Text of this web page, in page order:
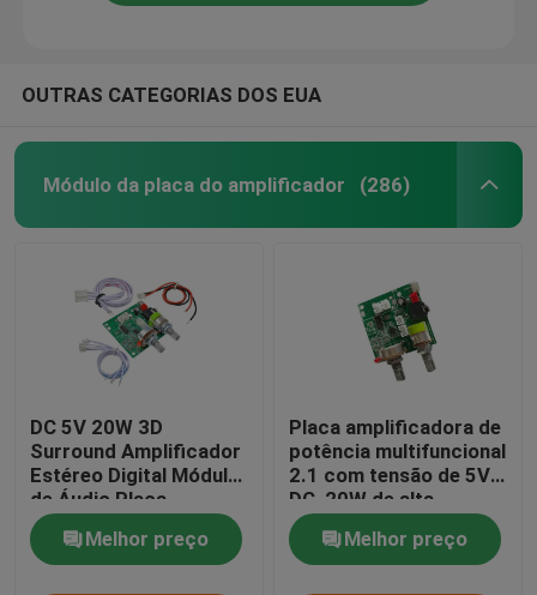
OUTRAS CATEGORIAS DOS EUA
Módulo da placa do amplificador (286)
DC 5V 20W 3D
Surround Amplificador
Estéreo Digital Módulo
de Áudio Placa
Amplificadora Classe D
Melhor preço
Placa amplificadora de
potência multifuncional
2.1 com tensão de 5V
DC, 20W de alta
potência e corrente 3A
para desempenho de
áudio aprimorado
Melhor preço